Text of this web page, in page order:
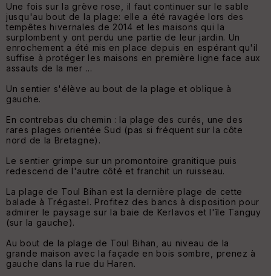
Une fois sur la grève rose, il faut continuer sur le sable
jusqu'au bout de la plage: elle a été ravagée lors des
tempêtes hivernales de 2014 et les maisons qui la
surplombent y ont perdu une partie de leur jardin. Un
enrochement a été mis en place depuis en espérant qu'il
suffise à protéger les maisons en première ligne face aux
assauts de la mer ...
Un sentier s'élève au bout de la plage et oblique à
gauche.
En contrebas du chemin : la plage des curés, une des
rares plages orientée Sud (pas si fréquent sur la côte
nord de la Bretagne).
Le sentier grimpe sur un promontoire granitique puis
redescend de l'autre côté et franchit un ruisseau.
La plage de Toul Bihan est la dernière plage de cette
balade à Trégastel. Profitez des bancs à disposition pour
admirer le paysage sur la baie de Kerlavos et l'île Tanguy
(sur la gauche).
Au bout de la plage de Toul Bihan, au niveau de la
grande maison avec la façade en bois sombre, prenez à
gauche dans la rue du Haren.